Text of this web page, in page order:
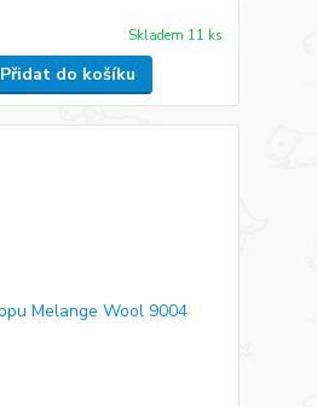
Skladem 11 ks
Přidat do košíku